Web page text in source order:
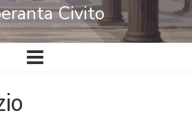
Civito
Ĉefa
navigado